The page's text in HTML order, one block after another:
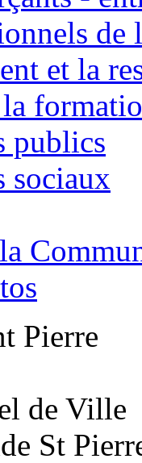
de
et la
publics
sociaux
Pierre
de Ville
St